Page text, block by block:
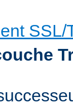
SSL/